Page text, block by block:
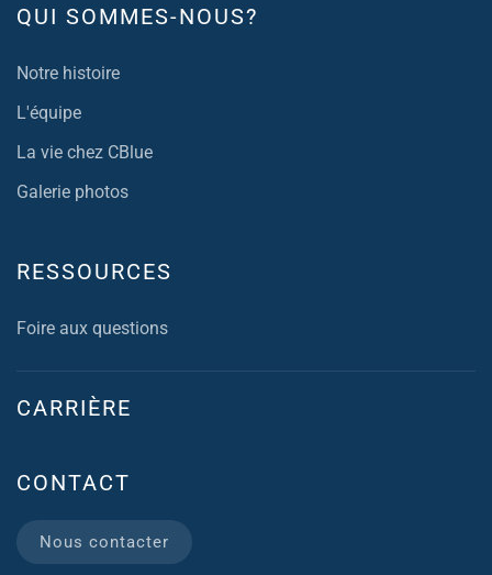
QUI SOMMES-NOUS?
Notre histoire
L'équipe
La vie chez CBlue
Galerie photos
RESSOURCES
Foire aux questions
CARRIÈRE
CONTACT
Nous contacter